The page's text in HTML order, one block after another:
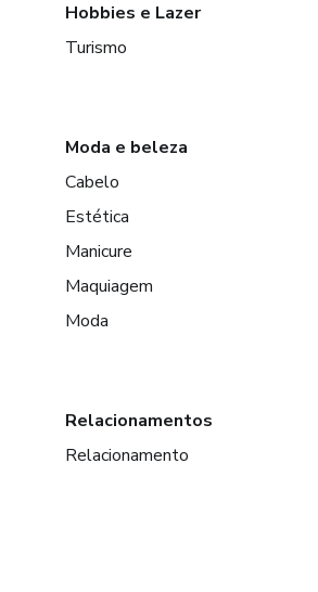
Hobbies e Lazer
Turismo
Moda e beleza
Cabelo
Estética
Manicure
Maquiagem
Moda
Relacionamentos
Relacionamento